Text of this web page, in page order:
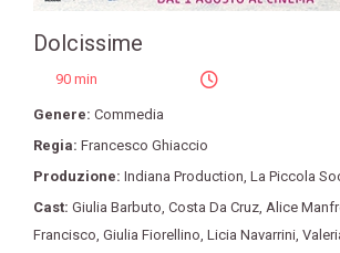
Dolcissime
90 min
Genere: Commedia
Regia: Francesco Ghiaccio
Produzione: Indiana Production, La Piccola
Cast: Giulia Barbuto, Costa Da Cruz, Alice
Francisco, Giulia Fiorellino, Licia Navarrini,